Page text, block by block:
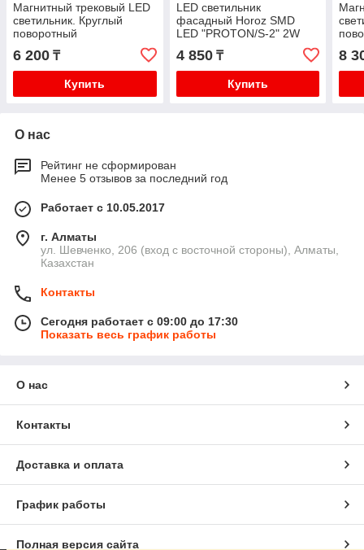
Магнитный трековый LED
светильник. Круглый
поворотный
направленный 7W 4000К
IP20
6 200 ₸
Купить
LED светильник
фасадный Horoz SMD
LED "PROTON/S-2" 2W
4200К IP65 настенный
4 850₸
Купить
IP20
8
О нас
Рейтинг не сформирован
Менее 5 отзывов за последний год
Работает с 10.05.2017
г. Алматы
ул. Шевченко, 206 (вход с восточной стороны), Алматы,
Казахстан
Контакты
Сегодня работает с 09:00 до 17:30
Показать весь график работы
О нас
Контакты
Доставка и оплата
График работы
Полная версия сайта